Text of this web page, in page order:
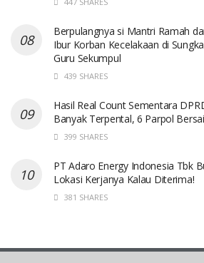
Berpulangnya si Mantri Ramah
Ibur Korban Kecelakaan di
Guru Sekumpul
439 SHARES
Hasil Real Count Sementara
Banyak Terpental, 6 Parpol
399 SHARES
PT Adaro Energy Indonesia Tbk
Lokasi Kerjanya Kalau Diterima!
381 SHARES